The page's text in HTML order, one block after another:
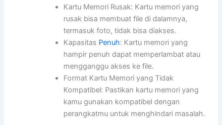
Kartu Memori Rusak: Kartu memori yang
rusak bisa membuat file di dalamnya,
termasuk foto, tidak bisa diakses.
Kapasitas Penuh: Kartu memori yang
hampir penuh dapat memperlambat atau
mengganggu akses ke file.
Format Kartu Memori yang Tidak
Kompatibel: Pastikan kartu memori yang
kamu gunakan kompatibel dengan
perangkatmu untuk menghindari masalah.